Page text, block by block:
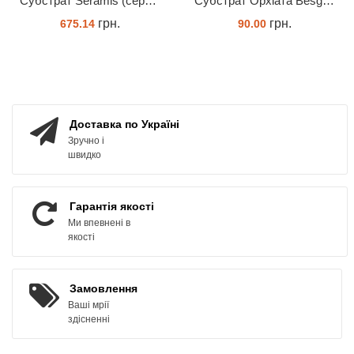
675.14грн. 90.00грн.
Доставка по Україні
Зручно і
швидко
Гарантія якості
Ми впевнені в
якості
Замовлення
Ваші мрії
здісненні